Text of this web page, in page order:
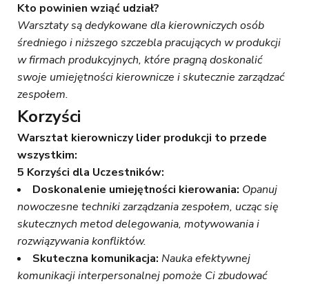
Kto powinien wziąć udział?
Warsztaty są dedykowane dla kierowniczych osób
średniego i niższego szczebla pracujących w produkcji
w firmach produkcyjnych, które pragną doskonalić
swoje umiejętności kierownicze i skutecznie zarządzać
zespołem.
Korzyści
Warsztat kierowniczy lider produkcji to przede
wszystkim:
5 Korzyści dla Uczestników:
Doskonalenie umiejętności kierowania: Opanuj
nowoczesne techniki zarządzania zespołem, ucząc się
skutecznych metod delegowania, motywowania i
rozwiązywania konfliktów.
Skuteczna komunikacja: Nauka efektywnej
komunikacji interpersonalnej pomoże Ci zbudować